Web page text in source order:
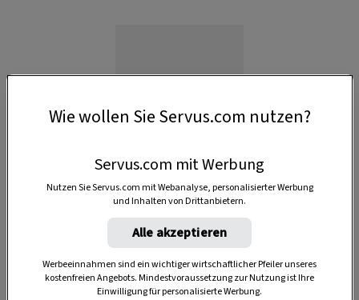
Anzeige
Wie wollen Sie Servus.com nutzen?
Servus.com mit Werbung
Nutzen Sie Servus.com mit Webanalyse, personalisierter Werbung
und Inhalten von Drittanbietern.
Alle akzeptieren
Werbeeinnahmen sind ein wichtiger wirtschaftlicher Pfeiler unseres
kostenfreien Angebots. Mindestvoraussetzung zur Nutzung ist Ihre
Einwilligung für personalisierte Werbung.